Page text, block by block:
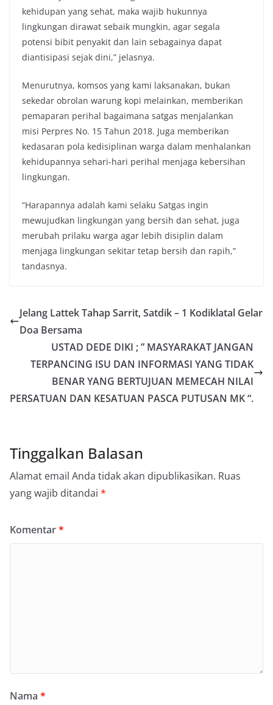
kehidupan yang sehat, maka wajib hukunnya
lingkungan dirawat sebaik mungkin, agar segala
potensi bibit penyakit dan lain sebagainya dapat
diantisipasi sejak dini,” jelasnya.
Menurutnya, komsos yang kami laksanakan, bukan
sekedar obrolan warung kopi melainkan, memberikan
pemaparan perihal bagaimana satgas menjalankan
misi Perpres No. 15 Tahun 2018. Juga memberikan
kedasaran pola kedisiplinan warga dalam menhalankan
kehidupannya sehari-hari perihal menjaga kebersihan
lingkungan.
“Harapannya adalah kami selaku Satgas ingin
mewujudkan lingkungan yang bersih dan sehat, juga
merubah prilaku warga agar lebih disiplin dalam
menjaga lingkungan sekitar tetap bersih dan rapih,”
tandasnya.
Jelang Lattek Tahap Sarrit, Satdik – 1 Kodiklatal Gelar
Doa Bersama
USTAD DEDE DIKI ; ” MASYARAKAT JANGAN
TERPANCING ISU DAN INFORMASI YANG TIDAK
BENAR YANG BERTUJUAN MEMECAH NILAI
PERSATUAN DAN KESATUAN PASCA PUTUSAN MK “.
Tinggalkan Balasan
Alamat email Anda tidak akan dipublikasikan. Ruas
yang wajib ditandai *
Komentar*
Nama *